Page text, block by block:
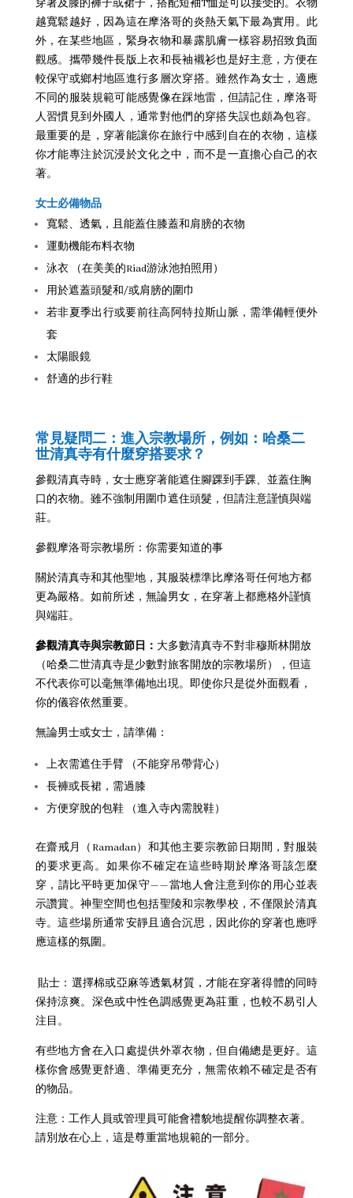
穿著及膝的褲子或裙子，搭配短袖T恤是可以接受的。衣物
越寬鬆越好，因為這在摩洛哥的炎熱天氣下最為實用。此
外，在某些地區，緊身衣物和暴露肌膚一樣容易招致負面
觀感。攜帶幾件長版上衣和長袖襯衫也是好主意，方便在
較保守或鄉村地區進行多層次穿搭。雖然作為女士，適應
不同的服裝規範可能感覺像在踩地雷，但請記住，摩洛哥
人習慣見到外國人，通常對他們的穿搭失誤也頗為包容。
最重要的是，穿著能讓你在旅行中感到自在的衣物，這樣
你才能專注於沉浸於文化之中，而不是一直擔心自己的衣
著。
女士必備物品
寬鬆、透氣，且能蓋住膝蓋和肩膀的衣物
運動機能布料衣物
泳衣 （在美美的Riad游泳池拍照用）
用於遮蓋頭髮和/或肩膀的圍巾
若非夏季出行或要前往高阿特拉斯山脈，需準備輕便外
套
太陽眼鏡
舒適的步行鞋
常見疑問二：進入宗教場所，例如： 哈桑二
世清真寺有什麼穿搭要求？
參觀清真寺時，女士應穿著能遮住腳踝到手踝、並蓋住胸
口的衣物。雖不強制用圍巾遮住頭髮，但請注意謹慎與端
莊。
參觀摩洛哥宗教場所：你需要知道的事
關於清真寺和其他聖地，其服裝標準比摩洛哥任何地方都
更為嚴格。如前所述，無論男女，在穿著上都應格外謹慎
與端莊。
參觀清真寺與宗教節日： 大多數清真寺不對非穆斯林開放
（哈桑二世清真寺是少數對旅客開放的宗教場所），但這
不代表你可以毫無準備地出現。即使你只是從外面觀看，
你的儀容依然重要。
無論男士或女士，請準備：
上衣需遮住手臂 （不能穿吊帶背心）
長褲或長裙，需過膝
方便穿脫的包鞋 （進入寺內需脫鞋）
在齋戒月（Ramadan）和其他主要宗教節日期間，對服裝
的要求更高。如果你不確定在這些時期於摩洛哥該怎麼
穿，請比平時更加保守——當地人會注意到你的用心並表
示讚賞。神聖空間也包括聖陵和宗教學校，不僅限於清真
寺。這些場所通常安靜且適合沉思，因此你的穿著也應呼
應這樣的氛圍。
貼士： 選擇棉或亞麻等透氣材質，才能在穿著得體的同時
保持涼爽。深色或中性色調感覺更為莊重，也較不易引人
注目。
有些地方會在入口處提供外罩衣物，但自備總是更好。這
樣你會感覺更舒適、準備更充分，無需依賴不確定是否有
的物品。
注意：工作人員或管理員可能會禮貌地提醒你調整衣著。
請別放在心上，這是尊重當地規範的一部分。